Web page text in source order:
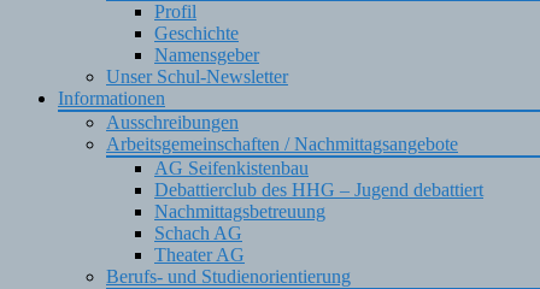
Profil
Geschichte
Namensgeber
Unser Schul-Newsletter
Informationen
Ausschreibungen
Arbeitsgemeinschaften / Nachmittagsangebote
AG Seifenkistenbau
Debattierclub des HHG – Jugend debattiert
Nachmittagsbetreuung
Schach AG
Theater AG
Berufs- und Studienorientierung